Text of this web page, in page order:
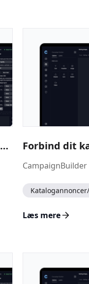
Installer Campaign Builder Shopify-appen Forbind dit
Læs mere